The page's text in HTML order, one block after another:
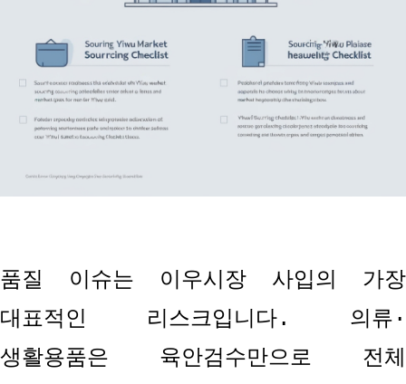
품질 이슈는 이우시장 사입의 가장
대표적인 리스크입니다. 의류 ·
생활용품은 육안검수만으로 전체